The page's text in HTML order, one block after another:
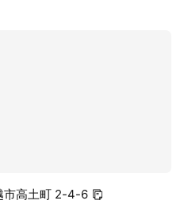
市高土町 2-4-6